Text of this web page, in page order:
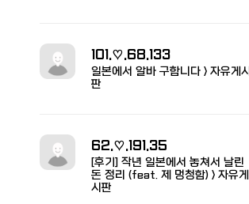
101.♡.68.133
일본에서 알바 구합니다 > 자유게시
판
62.♡.191.35
[후기] 작년 일본에서 놓쳐서 날린
돈 정리 (feat. 제 멍청함) > 자유게
시판